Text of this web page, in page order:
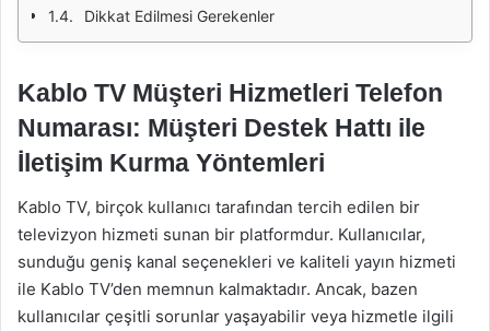
Dikkat Edilmesi Gerekenler
Kablo TV Müşteri Hizmetleri Telefon
Numarası: Müşteri Destek Hattı ile
İletişim Kurma Yöntemleri
Kablo TV, birçok kullanıcı tarafından tercih edilen bir
televizyon hizmeti sunan bir platformdur. Kullanıcılar,
sunduğu geniş kanal seçenekleri ve kaliteli yayın hizmeti
ile Kablo TV’den memnun kalmaktadır. Ancak, bazen
kullanıcılar çeşitli sorunlar yaşayabilir veya hizmetle ilgili